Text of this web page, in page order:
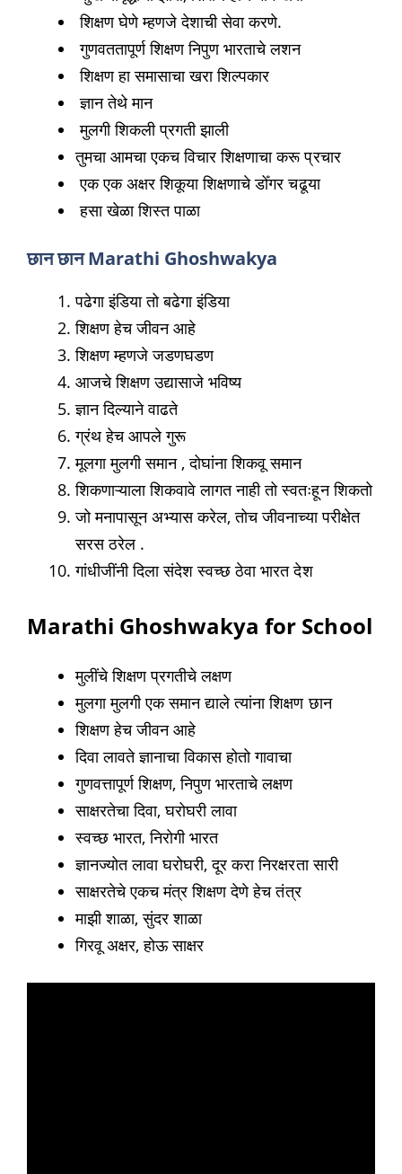
शिक्षण घेणे म्हणजे देशाची सेवा करणे.
गुणवततापूर्ण शिक्षण निपुण भारताचे लशन
शिक्षण हा समासाचा खरा शिल्पकार
ज्ञान तेथे मान
मुलगी शिकली प्रगती झाली
तुमचा आमचा एकच विचार शिक्षणाचा करू प्रचार
एक एक अक्षर शिकूया शिक्षणाचे डोँगर चढूया
हसा खेळा शिस्त पाळा
छान छान Marathi Ghoshwakya
पढेगा इंडिया तो बढेगा इंडिया
शिक्षण हेच जीवन आहे
शिक्षण म्हणजे जडणघडण
आजचे शिक्षण उद्यासाजे भविष्य
ज्ञान दिल्याने वाढते
ग्रंथ हेच आपले गुरू
मूलगा मुलगी समान , दोघांना शिकवू समान
शिकणाऱ्याला शिकवावे लागत नाही तो स्वतःहून शिकतो
जो मनापासून अभ्यास करेल, तोच जीवनाच्या परीक्षेत
सरस ठरेल .
गांधीजींनी दिला संदेश स्वच्छ ठेवा भारत देश
Marathi Ghoshwakya for School
मुलींचे शिक्षण प्रगतीचे लक्षण
मुलगा मुलगी एक समान द्याले त्यांना शिक्षण छान
शिक्षण हेच जीवन आहे
दिवा लावते ज्ञानाचा विकास होतो गावाचा
गुणवत्तापूर्ण शिक्षण, निपुण भारताचे लक्षण
साक्षरतेचा दिवा, घरोघरी लावा
स्वच्छ भारत, निरोगी भारत
ज्ञानज्योत लावा घरोघरी, दूर करा निरक्षरता सारी
साक्षरतेचे एकच मंत्र शिक्षण देणे हेच तंत्र
माझी शाळा, सुंदर शाळा
गिरवू अक्षर, होऊ साक्षर